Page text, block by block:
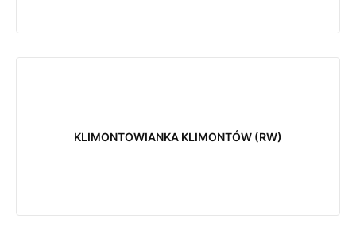
KLIMONTOWIANKA KLIMONTÓW (RW)